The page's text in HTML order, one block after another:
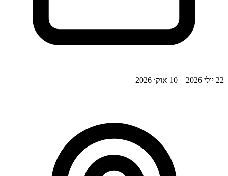
22 יולי 2026 – 10 אוק׳ 2026